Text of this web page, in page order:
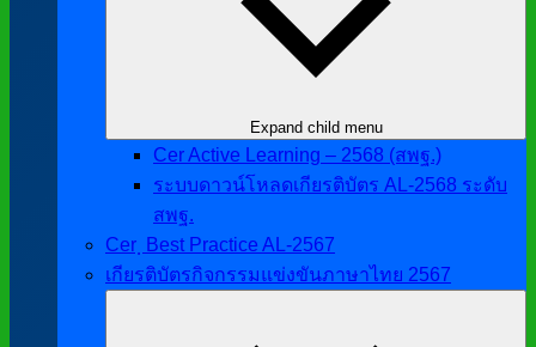
Expand child menu
Cer Active Learning – 2568 (สพฐ.)
ระบบดาวน์โหลดเกียรติบัตร AL-2568 ระดับ
สพฐ.
Cer ฺ Best Practice AL-2567
เกียรติบัตรกิจกรรมแข่งขันภาษาไทย 2567